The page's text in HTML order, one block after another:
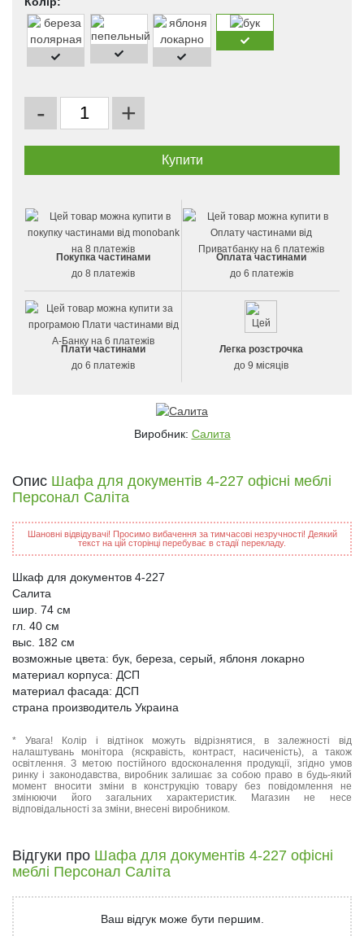
- +
Покупка частинами
до 8 платежів
Оплата частинами
до 6 платежів
Плати частинами
до 6 платежів
Легка розстрочка
до 9 місяців
Виробник: Салита
Опис Шафа для документів 4-227 офісні меблі
Персонал Саліта
Шановні відвідувачі! Просимо вибачення за тимчасові незручності! Деякий
текст на цій сторінці перебуває в стадії перекладу.
Шкаф для документов 4-227
Салита
шир. 74 см
гл. 40 см
выс. 182 см
возможные цвета: бук, береза, серый, яблоня локарно
материал корпуса: ДСП
материал фасада: ДСП
страна производитель Украина
* Увага! Колір і відтінок можуть відрізнятися, в залежності від
налаштувань монітора (яскравість, контраст, насиченість), а також
освітлення. З метою постійного вдосконалення продукції, згідно умов
ринку і законодавства, виробник залишає за собою право в будь-який
момент вносити зміни в конструкцію товару без повідомлення не
змінюючи його загальних характеристик. Магазин не несе
відповідальності за зміни, внесені виробником.
Відгуки про Шафа для документів 4-227 офісні
меблі Персонал Саліта
Ваш відгук може бути першим.